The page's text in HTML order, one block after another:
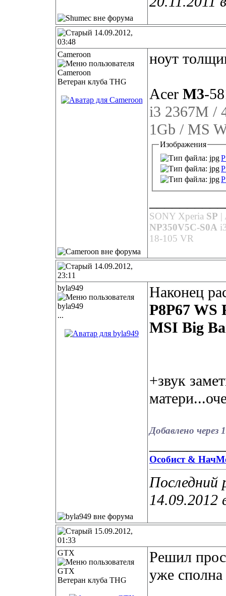
14.09.2012,
03:48
Cameroon
Ветеран клуба THG
ноут
Acer M3-
i3 2367M /
1Gb / MS
Изображения
SONY Xperia SP |
NP350V5C-S0A
18-105 VR
14.09.2012,
23:11
byla949
...
Наконец
P8P67 WS
MSI Big
+звук
Добавлено через
Особист &
Последний
14.09.2012
15.09.2012,
01:33
GTX
Ветеран клуба THG
Решил
уже сполна